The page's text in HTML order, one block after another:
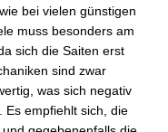
bei vielen günstigen
muss besonders am
sich die Saiten erst
sind zwar
was sich negativ
Es empfiehlt sich, die